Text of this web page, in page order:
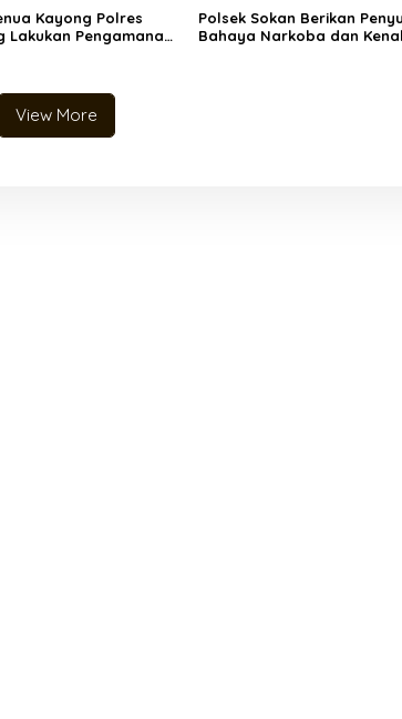
Kayong Polres
Lakukan Pengamanan
Polsek Sokan Berikan
Bahaya Narkoba dan
View More
110
Gencarkan Deteksi Dini
Melalui Bakti Indonesia IV